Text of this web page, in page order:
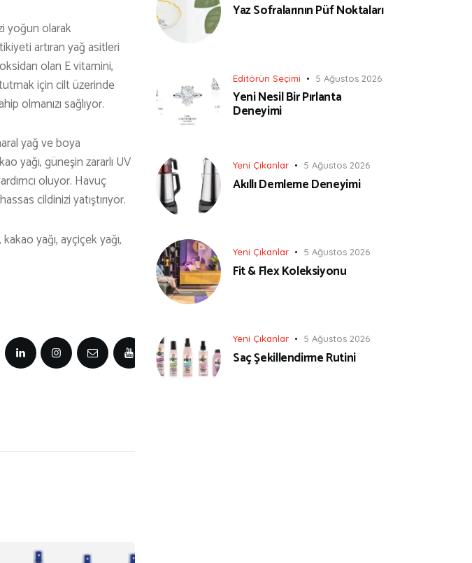
yoğun olarak
artıran yağ asitleri
olan E vitamini,
için cilt üzerinde
olmanızı sağlıyor.
yağ ve boya
yağı, güneşin zararlı UV
oluyor. Havuç
cildinizi yatıştırıyor.
yağı, ayçiçek yağı,
Yaz Sofralarının Püf Noktaları
Editörün Seçimi 5 Ağustos 2026
Yeni Nesil Bir Pırlanta
Deneyimi
Yeni Çıkanlar 5 Ağustos 2026
Akıllı Demleme Deneyimi
Yeni Çıkanlar 5 Ağustos 2026
Fit & Flex Koleksiyonu
Yeni Çıkanlar 5 Ağustos 2026
Saç Şekillendirme Rutini